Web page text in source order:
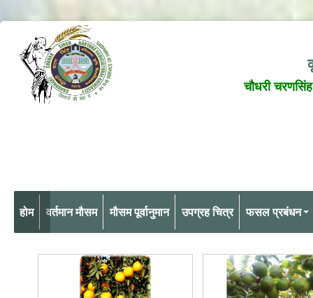
चौधरी चरणसिंह
होम वर्तमान मौसम मौसम पूर्वानुमान उपग्रह चित्र फसल प्रबंधन